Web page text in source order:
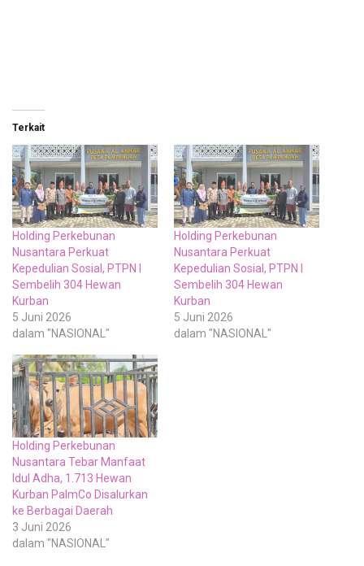
Terkait
Holding Perkebunan
Nusantara Perkuat
Kepedulian Sosial, PTPN I
Sembelih 304 Hewan
Kurban
5 Juni 2026
dalam "NASIONAL"
Holding Perkebunan
Nusantara Perkuat
Kepedulian Sosial, PTPN I
Sembelih 304 Hewan
Kurban
5 Juni 2026
dalam "NASIONAL"
Holding Perkebunan
Nusantara Tebar Manfaat
Idul Adha, 1.713 Hewan
Kurban PalmCo Disalurkan
ke Berbagai Daerah
3 Juni 2026
dalam "NASIONAL"